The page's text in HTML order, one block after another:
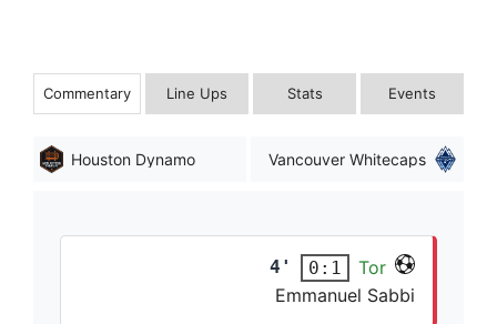
Commentary Line Ups Stats Events
Houston Dynamo Vancouver Whitecaps
4' 0:1
Tor
Emmanuel Sabbi